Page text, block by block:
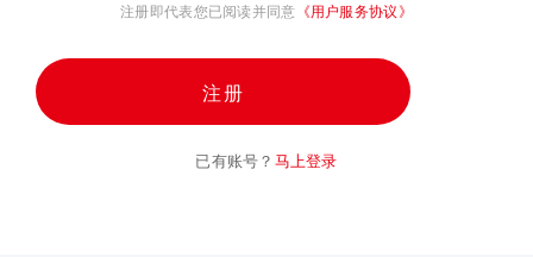
注册即代表您已阅读并同意 《用户服务协议》
注册
已有账号？ 马上登录